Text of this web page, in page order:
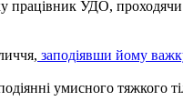
працівник УДО,
заподіявши йому
умисного